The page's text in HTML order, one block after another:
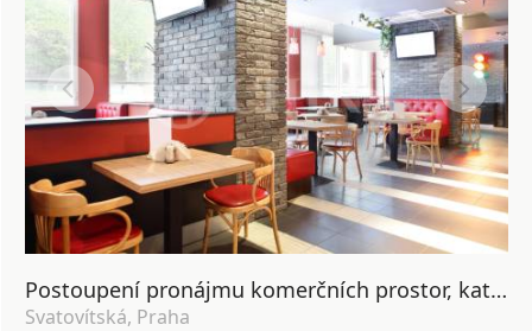
Postoupení pronájmu komerčních prostor, kategorie 350 - 500 m2, exponované obchodní místo v Praze 6.
Svatovítská, Praha